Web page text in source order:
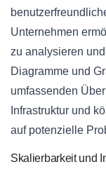
Unternehmen
zu analysieren
Diagramme und
umfassenden
Infrastruktur und
auf potenzielle
Skalierbarkeit und